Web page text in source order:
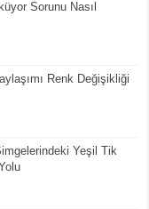
Sorunu Nasıl
Renk Değişikliği
Yeşil Tik